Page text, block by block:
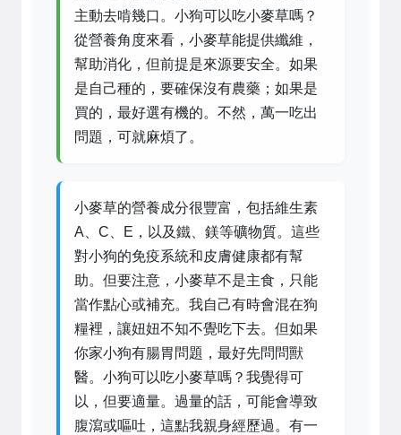
主動去啃幾口。小狗可以吃小麥草嗎？
從營養角度來看，小麥草能提供纖維，
幫助消化，但前提是來源要安全。如果
是自己種的，要確保沒有農藥；如果是
買的，最好選有機的。不然，萬一吃出
問題，可就麻煩了。
小麥草的營養成分很豐富，包括維生素
A、C、E，以及鐵、鎂等礦物質。這些
對小狗的免疫系統和皮膚健康都有幫
助。但要注意，小麥草不是主食，只能
當作點心或補充。我自己有時會混在狗
糧裡，讓妞妞不知不覺吃下去。但如果
你家小狗有腸胃問題，最好先問問獸
醫。小狗可以吃小麥草嗎？我覺得可
以，但要適量。過量的話，可能會導致
腹瀉或嘔吐，這點我親身經歷過。有一